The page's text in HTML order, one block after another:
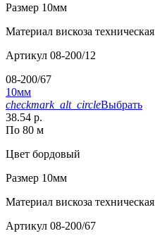
Размер 10мм
Материал вискоза техническая
Артикул 08-200/12
08-200/67
10мм
checkmark_alt_circleВыбрать
38.54 р.
По 80 м
Цвет бордовый
Размер 10мм
Материал вискоза техническая
Артикул 08-200/67